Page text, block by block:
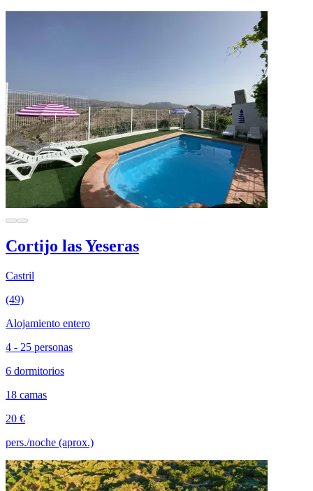
Cortijo las Yeseras
Castril
(49)
Alojamiento entero
4 - 25 personas
6 dormitorios
18 camas
20 €
pers./noche (aprox.)